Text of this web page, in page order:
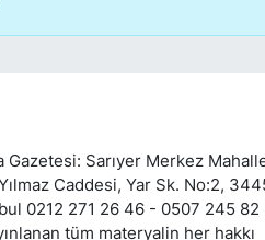
Gazetesi: Sarıyer Merkez
Caddesi, Yar Sk. No:2,
0212 271 26 46 - 0507 245 82
tüm materyalin her hakkı